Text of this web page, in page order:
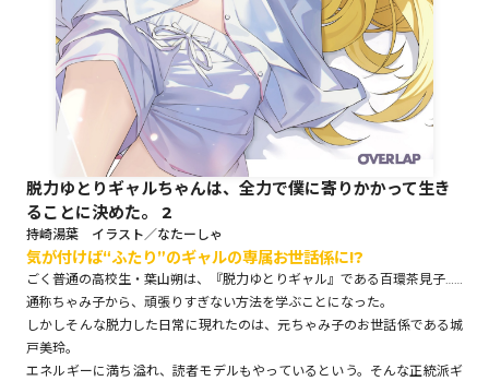
ロサージュノベルス
コミックガルド
コミッククリエ
脱力ゆとりギャルちゃんは、全力で僕に寄りかかって生き
ることに決めた。 2
持崎湯葉 イラスト／なたーしゃ
気が付けば“ふたり”のギャルの専属お世話係に!?
ごく普通の高校生・葉山朔は、『脱力ゆとりギャル』である百環茶見子……
通称ちゃみ子から、頑張りすぎない方法を学ぶことになった。
しかしそんな脱力した日常に現れたのは、元ちゃみ子のお世話係である城
戸美玲。
エネルギーに満ち溢れ、読者モデルもやっているという。そんな正統派ギ